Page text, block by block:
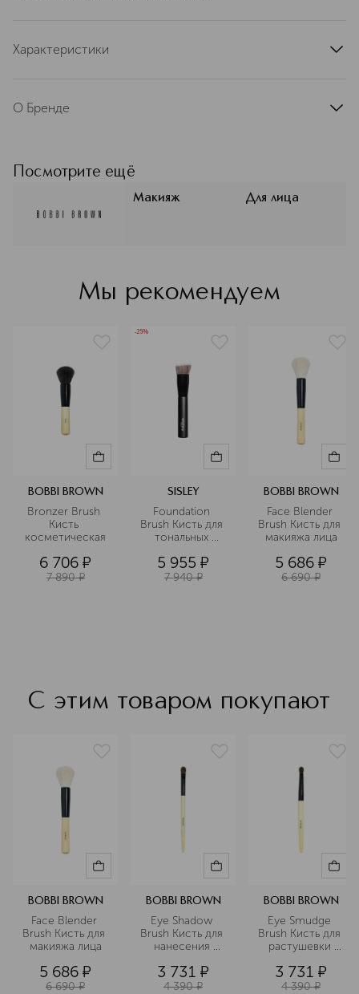
Характеристики
артикул
О Бренде
одно из важных слагаемых
философии бренда Бобби Браун.
Больше оттенков тональных
каких-либо ограничений. Удобные
естественный и красивый макияж
Brown помогает создавать красоту,
отказываясь от стереотипов.
Подробнее
Посмотрите ещё
Макияж Для лица
Мы рекомендуем
BOBBI BROWN
Bronzer Brush
Кисть
косметическая
6 706 ¤
7 890 ¤
-25%
SISLEY
Foundation
Brush Кисть для
тональных
5 955 ¤
7 940 ¤
BOBBI BROWN
Face Blender
Brush Кисть для
макияжа лица
5 686 ¤
6 690 ¤
С этим товаром покупают
BOBBI BROWN
Face Blender
Brush Кисть для
макияжа лица
5 686 ¤
6 690 ¤
BOBBI BROWN
Eye Shadow
Brush Кисть для
нанесения
3 731 ¤
4 390 ¤
BOBBI BROWN
Eye Smudge
Brush Кисть для
растушевки
3 731 ¤
4 390 ¤